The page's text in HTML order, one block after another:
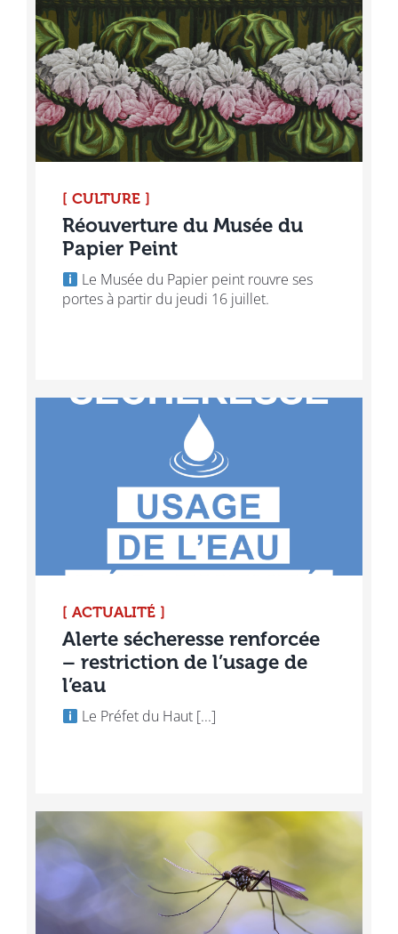
[ CULTURE ]
Réouverture du Musée du
Papier Peint
Le Musée du Papier peint rouvre ses
portes à partir du jeudi 16 juillet.
[ ACTUALITÉ ]
Alerte sécheresse renforcée
– restriction de l’usage de
l’eau
Le Préfet du Haut [...]